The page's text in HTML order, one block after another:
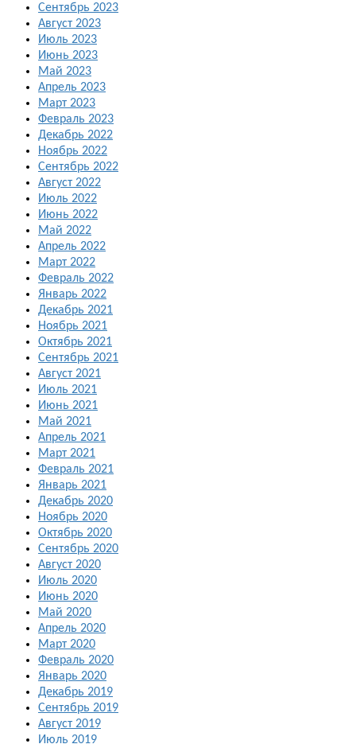
Сентябрь 2023
Август 2023
Июль 2023
Июнь 2023
Май 2023
Апрель 2023
Март 2023
Февраль 2023
Декабрь 2022
Ноябрь 2022
Сентябрь 2022
Август 2022
Июль 2022
Июнь 2022
Май 2022
Апрель 2022
Март 2022
Февраль 2022
Январь 2022
Декабрь 2021
Ноябрь 2021
Октябрь 2021
Сентябрь 2021
Август 2021
Июль 2021
Июнь 2021
Май 2021
Апрель 2021
Март 2021
Февраль 2021
Январь 2021
Декабрь 2020
Ноябрь 2020
Октябрь 2020
Сентябрь 2020
Август 2020
Июль 2020
Июнь 2020
Май 2020
Апрель 2020
Март 2020
Февраль 2020
Январь 2020
Декабрь 2019
Сентябрь 2019
Август 2019
Июль 2019